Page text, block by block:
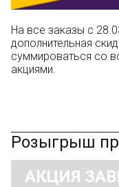
На все заказы с
дополнительная
суммироваться со
акциями.
Розыгрыш
АКЦИЯ